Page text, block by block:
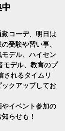
コーデ、明日は
受験や習い事、
モデル、ハイセン
モデル、教育のプ
されるタイムリ
クアップしてお
やイベント参加の
らせも！